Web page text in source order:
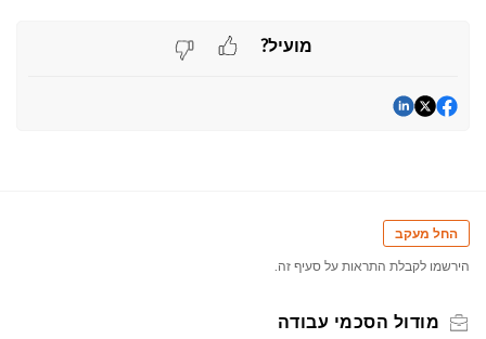
מועיל?
החל מעקב
הירשמו לקבלת התראות על סעיף זה.
מודול הסכמי עבודה